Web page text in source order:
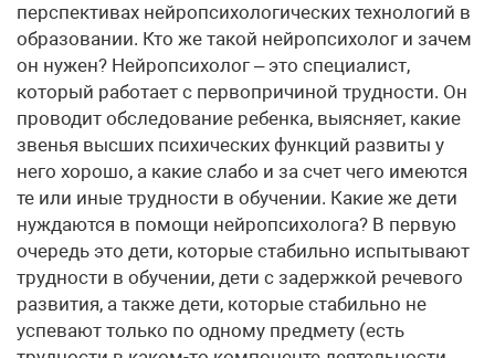
перспективах нейропсихологических технологий в
образовании. Кто же такой нейропсихолог и зачем
он нужен? Нейропсихолог – это специалист,
который работает с первопричиной трудности. Он
проводит обследование ребенка, выясняет, какие
звенья высших психических функций развиты у
него хорошо, а какие слабо и за счет чего имеются
те или иные трудности в обучении. Какие же дети
нуждаются в помощи нейропсихолога? В первую
очередь это дети, которые стабильно испытывают
трудности в обучении, дети с задержкой речевого
развития, а также дети, которые стабильно не
успевают только по одному предмету (есть